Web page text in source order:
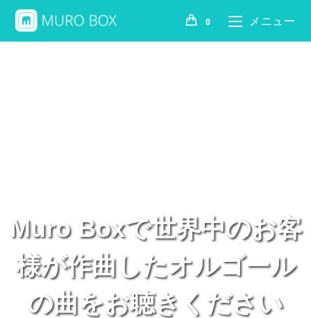
0 メニュー
Muro Boxで世界中のお客
様が作曲したオルゴール
の曲をお聴きください